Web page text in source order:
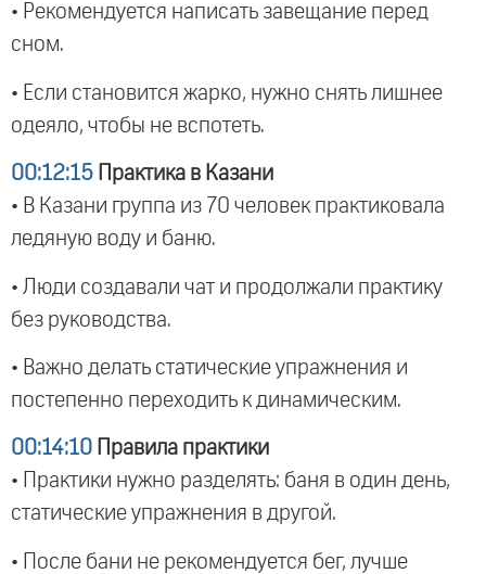
• Рекомендуется написать завещание перед
сном.
• Если становится жарко, нужно снять лишнее
одеяло, чтобы не вспотеть.
00:12:15 Практика в Казани
• В Казани группа из 70 человек практиковала
ледяную воду и баню.
• Люди создавали чат и продолжали практику
без руководства.
• Важно делать статические упражнения и
постепенно переходить к динамическим.
00:14:10 Правила практики
• Практики нужно разделять: баня в один день,
статические упражнения в другой.
• После бани не рекомендуется бег, лучше